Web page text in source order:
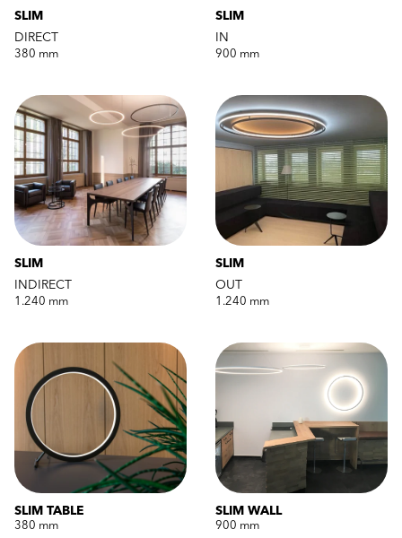
SLIM
DIRECT
380 mm
SLIM
IN
900 mm
SLIM
INDIRECT
1.240 mm
SLIM
OUT
1.240 mm
SLIM TABLE
380 mm
SLIM WALL
900 mm